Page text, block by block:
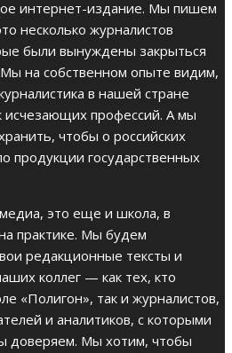
интернет-издание. Мы пишем
несколько журналистов
были вынуждены закрыться
на собственном опыте видим,
в нашей стране
исчезающих профессий. А мы
чтобы о российских
продукции государственных
это еще и школа, в
практике. Мы будем
редакционные тексты и
коллег — как тех, кто
«Полигон», так и журналистов,
и аналитиков, с которыми
доверяем. Мы хотим, чтобы